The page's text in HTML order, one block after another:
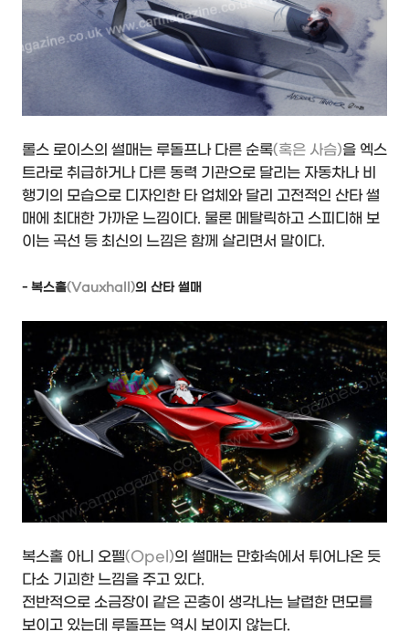
롤스 로이스의 썰매는 루돌프나 다른 순록(혹은 사슴)을 엑스
트라로 취급하거나 다른 동력 기관으로 달리는 자동차나 비
행기의 모습으로 디자인한 타 업체와 달리 고전적인 산타 썰
매에 최대한 가까운 느낌이다. 물론 메탈릭하고 스피디해 보
이는 곡선 등 최신의 느낌은 함께 살리면서 말이다.
- 복스홀(Vauxhall)의 산타 썰매
복스홀 아니 오펠(Opel)의 썰매는 만화속에서 튀어나온 듯
다소 기괴한 느낌을 주고 있다.
전반적으로 소금장이 같은 곤충이 생각나는 날렵한 면모를
보이고 있는데 루돌프는 역시 보이지 않는다.